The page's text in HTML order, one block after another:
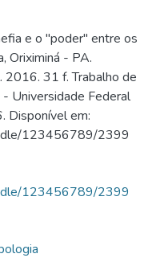
e o "poder" entre os
Oriximiná - PA.
2016. 31 f. Trabalho de
Universidade Federal
Disponível em:
123456789/2399
123456789/2399